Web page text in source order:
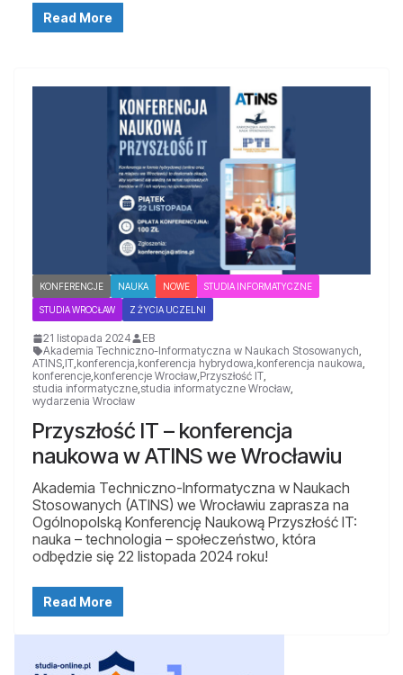
Read More
KONFERENCJE NAUKA NOWE STUDIA INFORMATYCZNE
STUDIA WROCŁAW Z ŻYCIA UCZELNI
21 listopada 2024
EB
Akademia Techniczno-Informatyczna w Naukach Stosowanych,
ATINS,IT,konferencja,konferencja hybrydowa,konferencja naukowa,
konferencje,konferencje Wrocław,Przyszłość IT,
studia informatyczne,studia informatyczne Wrocław,
wydarzenia Wrocław
Przyszłość IT – konferencja
naukowa w ATINS we Wrocławiu
Akademia Techniczno-Informatyczna w Naukach
Stosowanych (ATINS) we Wrocławiu zaprasza na
Ogólnopolską Konferencję Naukową Przyszłość IT:
nauka – technologia – społeczeństwo, która
odbędzie się 22 listopada 2024 roku!
Read More